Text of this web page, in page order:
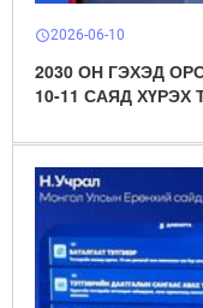
schedule2026-06-10
2030 ОН ГЭХЭД
10-11 САЯД